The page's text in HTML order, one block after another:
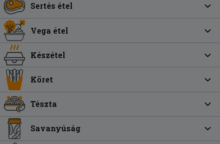
Sertés étel
Vega étel
Készétel
Köret
Tészta
Savanyúság